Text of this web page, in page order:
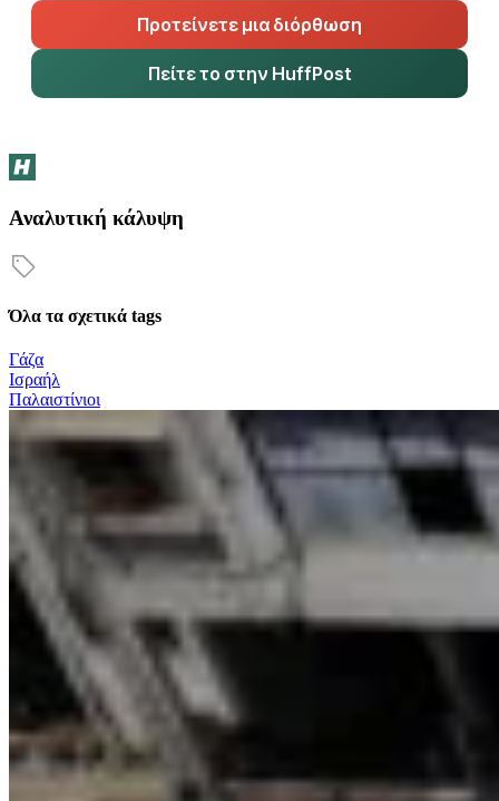
Προτείνετε μια διόρθωση
Πείτε το στην HuffPost
Αναλυτική κάλυψη
Όλα τα σχετικά tags
Γάζα
Ισραήλ
Παλαιστίνιοι